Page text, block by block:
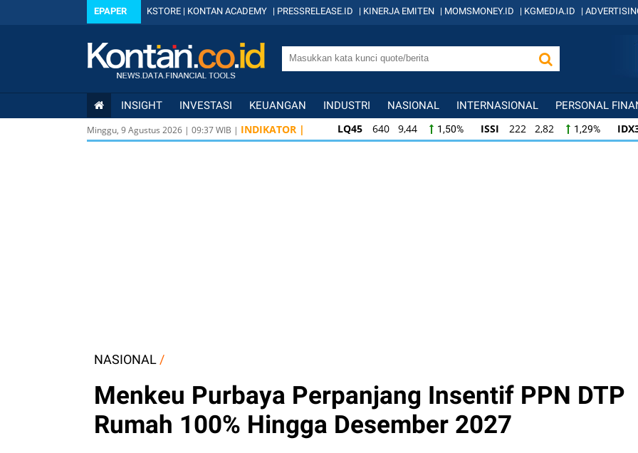
EPAPER KSTORE | KONTAN ACADEMY | PRESSRELEASE.ID | KINERJA EMITEN | MOMSMONEY.ID | KGMEDIA.ID |
INSIGHT INVESTASI KEUANGAN INDUSTRI NASIONAL INTERNASIONAL PERSONAL
Minggu, 9 Agustus 2026 | 09:37WIB | INDIKATOR | LQ45 640 9,44 1,50% ISSI 222 2,82 1,29%
ISSI
222 2,82 1,29% IDX30 359 5,14 1,45%
NASIONAL /
Menkeu Purbaya Perpanjang Insentif PPN DTP
Rumah 100% Hingga Desember 2027